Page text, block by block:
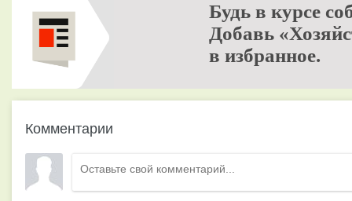
Будь в курсе
Добавь
в избранное.
Комментарии